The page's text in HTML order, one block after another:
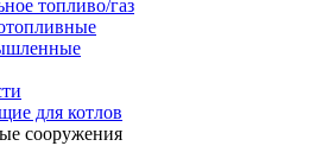
топливо/газ
для котлов
сооружения